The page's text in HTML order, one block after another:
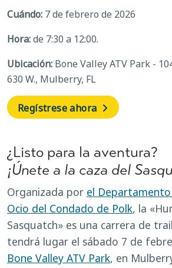
Cuándo: 7 de febrero de 2026
Hora:de 7:30 a 12:00.
Ubicación: Bone Valley ATV Park -
630 W., Mulberry, FL
Regístrese ahora
¿Listo para la aventura?
¡Únete a la caza del
Organizada por el
Ocio del Condado de Polk, la
Sasquatch» es una carrera de
tendrá lugar el sábado 7 de
Bone Valley ATV Park, en